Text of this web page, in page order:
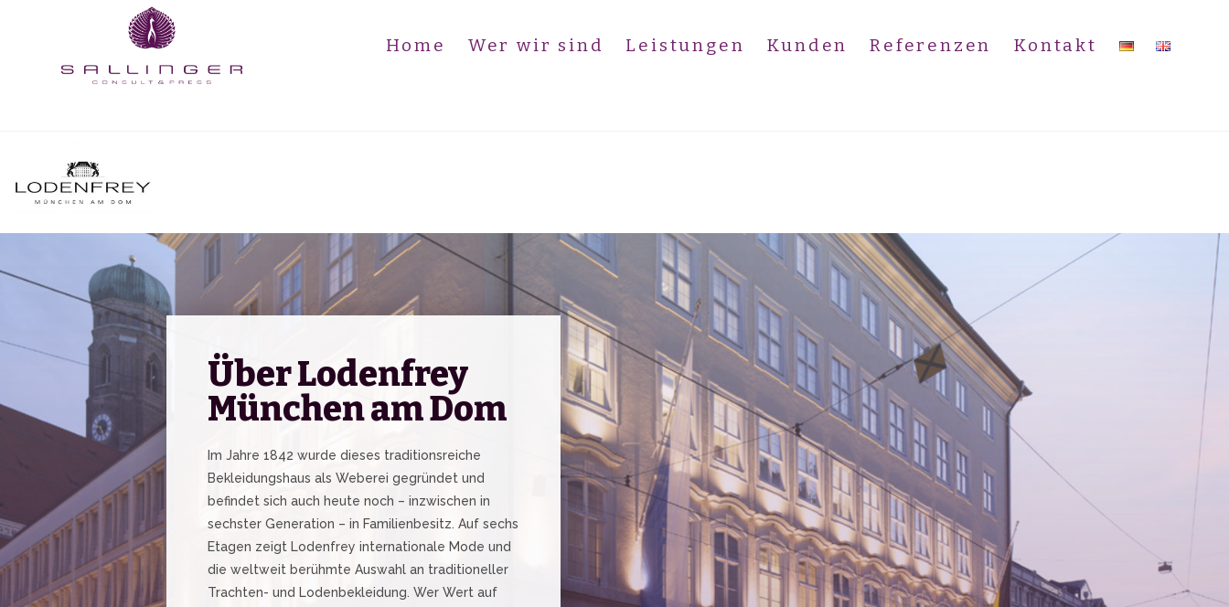
Home Wer wir sind Leistungen Kunden Referenzen Kontakt
Über Lodenfrey
München am Dom
Im Jahre 1842 wurde dieses traditionsreiche
Bekleidungshaus als Weberei gegründet und
befindet sich auch heute noch – inzwischen in
sechster Generation – in Familienbesitz. Auf sechs
Etagen zeigt Lodenfrey internationale Mode und
die weltweit berühmte Auswahl an traditioneller
Trachten- und Lodenbekleidung. Wer Wert auf